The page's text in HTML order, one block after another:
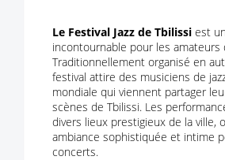
Le Festival Jazz de Tbilissi est
incontournable pour les amateurs
Traditionnellement organisé en
festival attire des musiciens de
mondiale qui viennent partager
scènes de Tbilissi. Les
divers lieux prestigieux de la ville,
ambiance sophistiquée et intime
concerts.